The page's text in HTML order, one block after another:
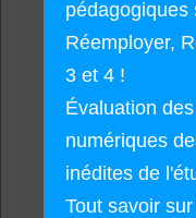
pédagogiques
Réemployer,
3 et 4 !
Évaluation
numériques
inédites de
Tout savoir